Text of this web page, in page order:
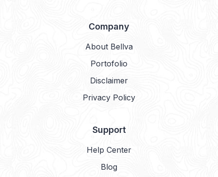
Company
About Bellva
Portofolio
Disclaimer
Privacy Policy
Support
Help Center
Blog